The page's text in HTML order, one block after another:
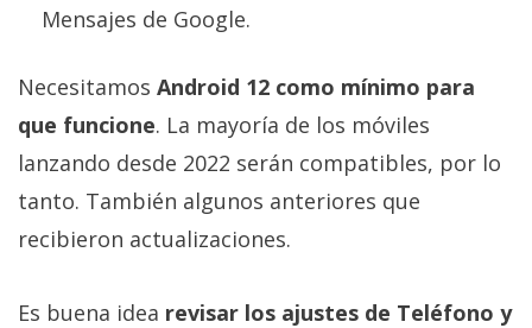
Mensajes de Google.
Necesitamos Android 12 como mínimo para
que funcione. La mayoría de los móviles
lanzando desde 2022 serán compatibles, por lo
tanto. También algunos anteriores que
recibieron actualizaciones.
Es buena idea revisar los ajustes de Teléfono y